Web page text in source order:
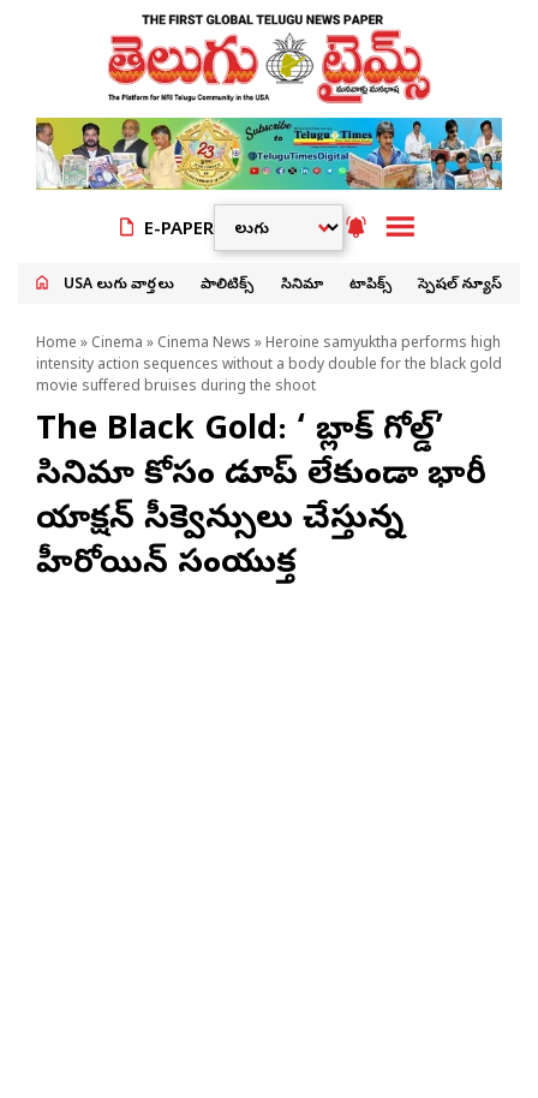
E-PAPER
USA తెలుగు వార్తలు పాలిటిక్స్ సినిమా టాపిక్స్ స్పెషల్ న్యూస్
Home » Cinema » Cinema News » Heroine samyuktha performs high
intensity action sequences without a body double for the black gold
movie suffered bruises during the shoot
The Black Gold: ‘ది బ్లాక్ గోల్డ్’
సినిమా కోసం డూప్ లేకుండా భారీ
యాక్షన్ సీక్వెన్సులు చేస్తున్న
హీరోయిన్ సంయుక్త